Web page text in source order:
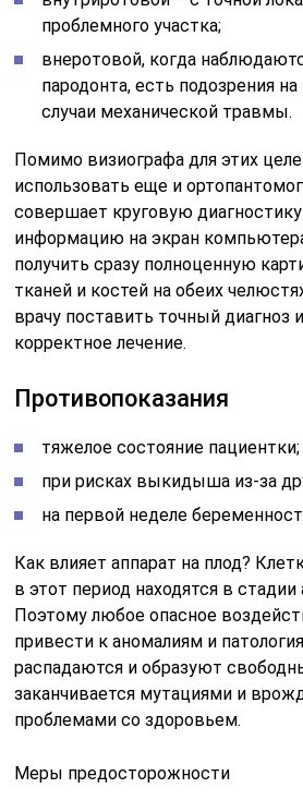
проблемного участка;
внеротовой, когда
пародонта, есть подозрения
случаи механической травмы.
Помимо визиографа для этих
использовать еще и
совершает круговую
информацию на экран
получить сразу полноценную
тканей и костей на обеих
врачу поставить точный диагноз
корректное лечение.
Противопоказания
тяжелое состояние пациентки;
при рисках выкидыша из-за
на первой неделе
Как влияет аппарат на плод?
в этот период находятся в стадии
Поэтому любое опасное
привести к аномалиям и
распадаются и образуют
заканчивается мутациями и
проблемами со здоровьем.
Меры предосторожности